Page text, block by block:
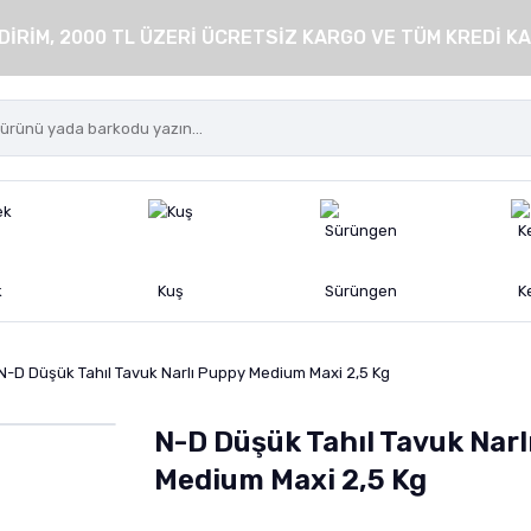
2000 TL ÜZERİ ÜCRETSİZ KARGO VE TÜM KREDİ
Kuş Sürüngen
D Düşük Tahıl Tavuk Narlı Puppy Medium Maxi 2,5 Kg
N-D Düşük Tahıl Tavuk
Medium Maxi 2,5 Kg